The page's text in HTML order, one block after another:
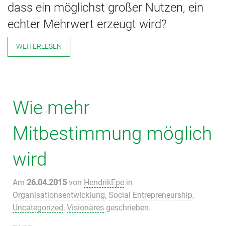
dass ein möglichst großer Nutzen, ein
echter Mehrwert erzeugt wird?
WEITERLESEN
Wie mehr
Mitbestimmung möglich
wird
Am 26.04.2015 von HendrikEpe in
Organisationsentwicklung, Social Entrepreneurship,
Uncategorized, Visionäres geschrieben.